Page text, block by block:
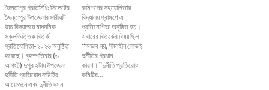
জৈন্তাপুর প্রতিনিধি: সিলেটের
জৈন্তাপুর উপজেলার সারীঘাট
উচ্চ বিদ্যালয়ে মাধ্যমিক
স্কুলভিত্তিক বিতর্ক
প্রতিযোগিতা-২০২৬ অনুষ্ঠিত
হয়েছে। বৃহস্পতিবার (৬
আগস্ট) দুপুর ২টায় উপজেলা
দুর্নীতি প্রতিরোধ কমিটির
আয়োজনে এবং দুর্নীতি দমন
কমিশনের সহযোগিতায়
বিদ্যালয় প্রাঙ্গণে এ
প্রতিযোগিতা অনুষ্ঠিত হয়।
এবারের বিতর্কের বিষয় ছিল—
“অভাব নয়, সীমাহীন লোভই
দুর্নীতির প্রধান
কারণ।”দুর্নীতি প্রতিরোধ
কমিটির...